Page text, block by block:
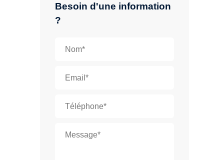
Besoin d'une information
?